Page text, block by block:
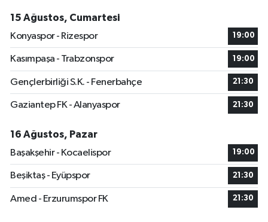
15 Ağustos, Cumartesi
Konyaspor - Rizespor
19:00
Kasımpaşa - Trabzonspor 19:00
Gençlerbirliği S.K. - Fenerbahçe 21:30
Gaziantep FK - Alanyaspor 21:30
16 Ağustos, Pazar
Başakşehir - Kocaelispor
19:00
Beşiktaş - Eyüpspor 21:30
Amed - Erzurumspor FK 21:30